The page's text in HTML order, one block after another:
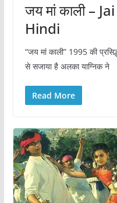
जय मां काली –
Hindi
“जय मां काली” 1995 की
से सजाया है अलका याग्निक ने
Read More